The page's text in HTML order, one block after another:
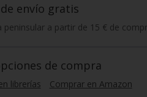
envío gratis
peninsular a partir de 15 € de
de compra
librerías Comprar en Amazon